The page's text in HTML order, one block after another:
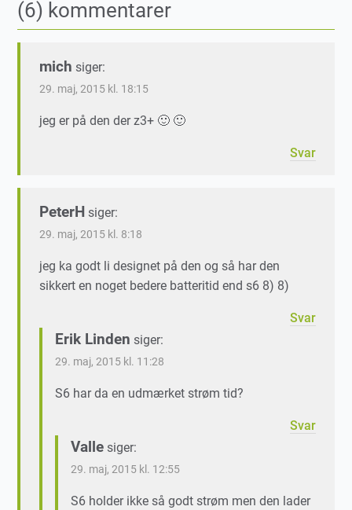
(6) kommentarer
mich siger:
29. maj, 2015 kl. 18:15
jeg er på den der z3+ 🙂 🙂
Svar
PeterH siger:
29. maj, 2015 kl. 8:18
jeg ka godt li designet på den og så har den
sikkert en noget bedere batteritid end s6 8) 8)
Svar
Erik Linden siger:
29. maj, 2015 kl. 11:28
S6 har da en udmærket strøm tid?
Svar
Valle siger:
29. maj, 2015 kl. 12:55
S6 holder ikke så godt strøm men den lader